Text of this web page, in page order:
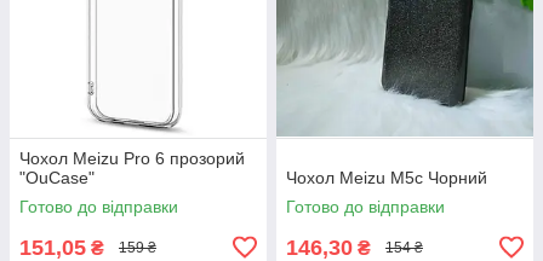
Чохол Meizu Pro 6 прозорий
"OuCase"
Готово до відправки
151,05 ₴ 159 ₴
Чохол Meizu M5c Чорний
Готово до відправки
146,30 ₴ 154 ₴